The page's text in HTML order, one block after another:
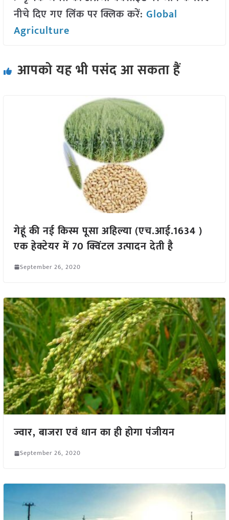
नीचे दिए गए लिंक पर क्लिक करें: Global
Agriculture
आपको यह भी पसंद आ सकता हैं
गेहूं की नई किस्म पूसा अहिल्या (एच.आई.1634 )
एक हेक्टेयर में 70 क्विंटल उत्पादन देती है
September 26, 2020
ज्वार, बाजरा एवं धान का ही होगा पंजीयन
September 26, 2020